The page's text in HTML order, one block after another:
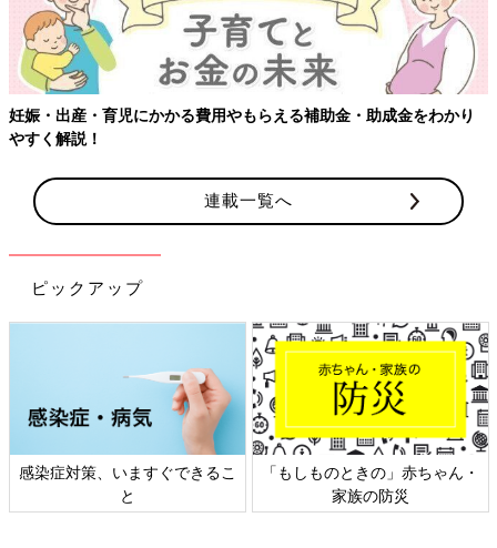
連載一覧へ
ピックアップ
日本外来小児科学会リーフレッ
ト検討会
六星占術 細木かおりさんの人
相談